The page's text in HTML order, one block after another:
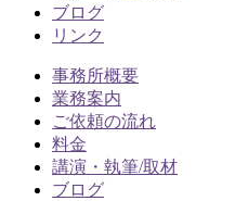
ブログ
リンク
事務所概要
業務案内
ご依頼の流れ
料金
講演・執筆/取材
ブログ